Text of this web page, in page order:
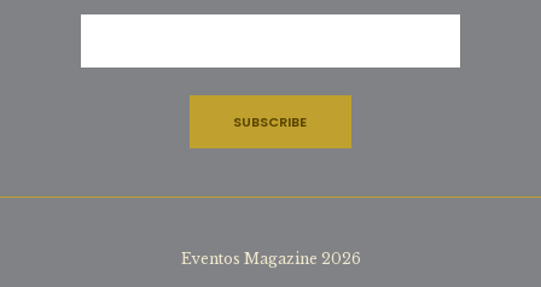
Eventos Magazine 2026